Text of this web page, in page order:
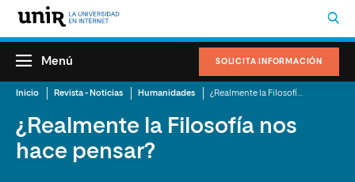
SOLICITA INFORMACIÓN
Menú
Inicio Revista - Noticias Humanidades
¿Realmente la Filosofía nos
hace pensar?